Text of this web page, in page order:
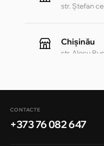
str. Ștefan
Chișinău
str. Alecu
Chișinău
CONTACTE
+373 76 082 647